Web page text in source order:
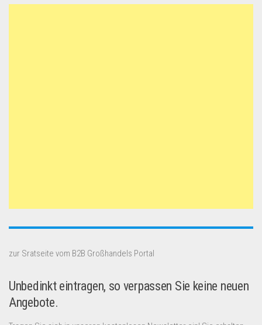
zur Sratseite vom B2B Großhandels Portal
Unbedinkt eintragen, so verpassen Sie keine neuen
Angebote.